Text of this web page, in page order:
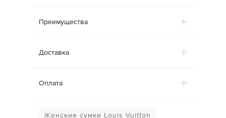
Преимущества
Доставка
Оплата
Женские сумки Louis Vuitton